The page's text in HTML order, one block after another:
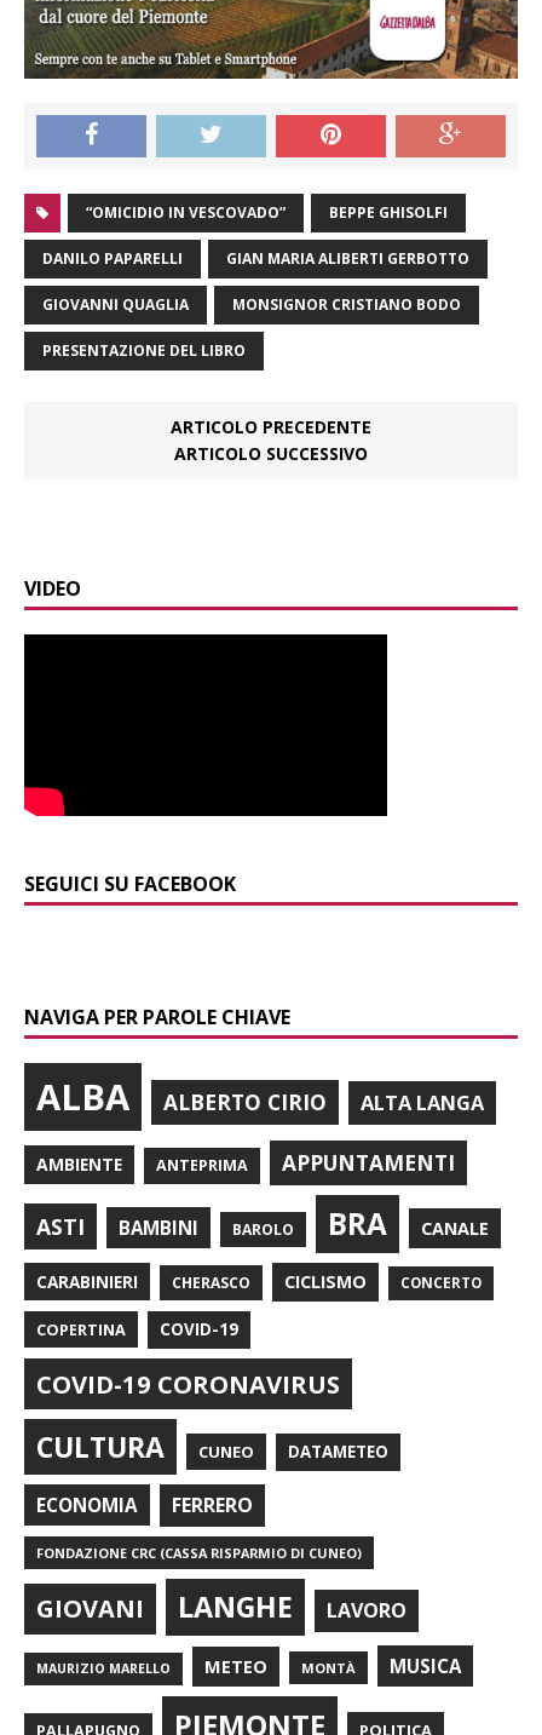
“OMICIDIO IN VESCOVADO” BEPPE GHISOLFI
DANILO PAPARELLI GIAN MARIA ALIBERTI GERBOTTO
GIOVANNI QUAGLIA MONSIGNOR CRISTIANO BODO
PRESENTAZIONE DEL LIBRO
ARTICOLO PRECEDENTE
ARTICOLO SUCCESSIVO
VIDEO
SEGUICI SU FACEBOOK
NAVIGA PER PAROLE CHIAVE
ALBA ALBERTO CIRIO ALTA LANGA
AMBIENTE ANTEPRIMA APPUNTAMENTI
ASTI BAMBINI BAROLO BRA CANALE
CARABINIERI CHERASCO CICLISMO CONCERTO
COPERTINA COVID-19
COVID-19 CORONAVIRUS
CULTURA CUNEO DATAMETEO
ECONOMIA FERRERO
FONDAZIONE CRC (CASSA RISPARMIO DI CUNEO)
GIOVANI LANGHE LAVORO
MAURIZIO MARELLO METEO MONTÀ MUSICA
PIEMONTE POLITICA